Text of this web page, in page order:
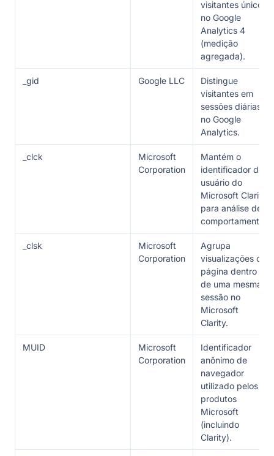
visitantes únicos
no Google
Analytics 4
(medição
agregada).
_gid Google LLC
Distingue
visitantes em
sessões diárias
no Google
Analytics.
_clck
Microsoft
Corporation
Mantém o
identificador de
usuário do
Microsoft Clarity
para análise de
comportamento.
_clsk
Microsoft
Corporation
Agrupa
visualizações de
página dentro
de uma mesma
sessão no
Microsoft
Clarity.
MUID
Microsoft
Corporation
Identificador
anônimo de
navegador
utilizado pelos
produtos
Microsoft
(incluindo
Clarity).